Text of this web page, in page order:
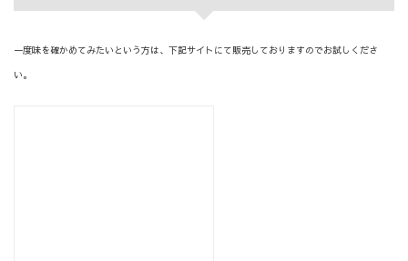
一度味を確かめてみたいという方は、下記サイトにて販売しておりますのでお試しくださ
い。